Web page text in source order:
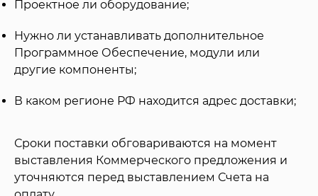
Проектное ли оборудование;
Нужно ли устанавливать дополнительное
Программное Обеспечение, модули или
другие компоненты;
В каком регионе РФ находится адрес доставки;
Сроки поставки обговариваются на момент
выставления Коммерческого предложения и
уточняются перед выставлением Счета на